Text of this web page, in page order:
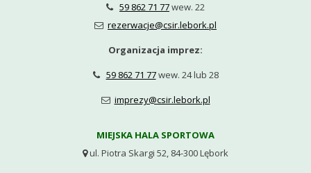
 59 862 71 77wew. 22
 rezerwacje@csir.lebork.pl
Organizacja imprez:
 59 862 71 77wew. 24 lub 28
 imprezy@csir.lebork.pl
MIEJSKA HALA SPORTOWA
ul. Piotra Skargi 52, 84-300 Lębork